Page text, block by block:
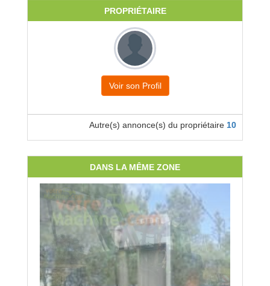
PROPRIÉTAIRE
Voir son Profil
Autre(s) annonce(s) du propriétaire 10
DANS LA MÊME ZONE